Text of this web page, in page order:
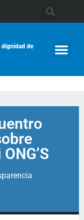
dignidad de